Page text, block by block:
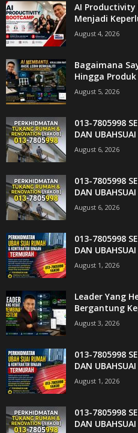
AI Productivity
Menjadi
August 4, 2026
Bagaimana
Hingga
August 5, 2026
013-7805998
DAN
August 6, 2026
013-7805998
DAN
August 6, 2026
013-7805998
DAN
August 1, 2026
Leader Yang
Bergantung
August 3, 2026
013-7805998
DAN
August 1, 2026
013-7805998
DAN